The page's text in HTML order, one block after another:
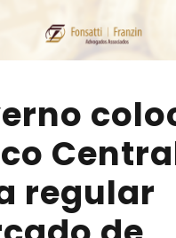
regular